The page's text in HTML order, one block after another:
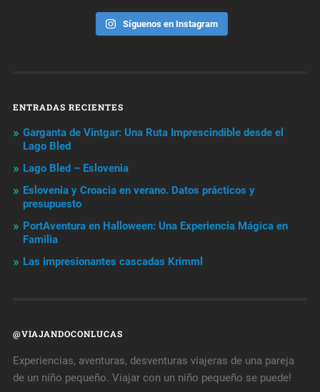
Síguenos en Instagram
ENTRADAS RECIENTES
Garganta de Vintgar: Una Ruta Imprescindible desde el
Lago Bled
Lago Bled – Eslovenia
Eslovenia y Croacia en verano. Datos prácticos y
presupuesto
PortAventura en Halloween: Una Experiencia Mágica en
Familia
Las impresionantes cascadas Krimml
@VIAJANDOCONLUCAS
Experiencias, aventuras, desventuras viajeras de una pareja
de un niño pequeño. Viajar con un niño pequeño se puede!